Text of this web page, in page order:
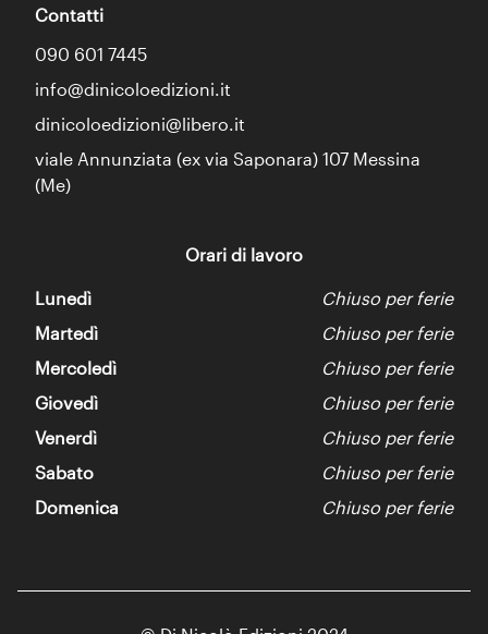
Contatti
090 601 7445
info@dinicoloedizioni.it
dinicoloedizioni@libero.it
viale Annunziata (ex via Saponara) 107 Messina
(Me)
Orari di lavoro
Lunedì
Chiuso per ferie
Martedì
Chiuso per ferie
Mercoledì
Chiuso per ferie
Giovedì
Chiuso per ferie
Venerdì
Chiuso per ferie
Sabato
Chiuso per ferie
Domenica
Chiuso per ferie